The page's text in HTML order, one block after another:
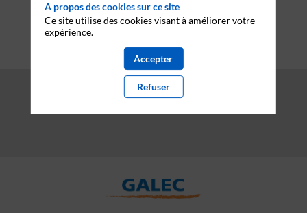
A propos des cookies sur ce site
Ce site utilise des cookies visant à améliorer votre
expérience.
Accepter
Refuser